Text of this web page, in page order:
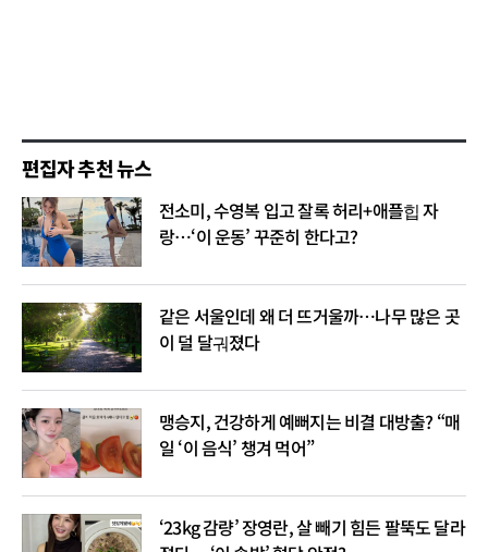
편집자 추천 뉴스
전소미, 수영복 입고 잘록 허리+애플힙 자
랑…‘이 운동’ 꾸준히 한다고?
같은 서울인데 왜 더 뜨거울까…나무 많은 곳
이 덜 달궈졌다
맹승지, 건강하게 예뻐지는 비결 대방출? “매
일 ‘이 음식’ 챙겨 먹어”
‘23kg 감량’ 장영란, 살 빼기 힘든 팔뚝도 달라